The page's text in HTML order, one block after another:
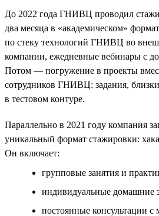
До 2022 года ГНИВЦ проводил
два месяца в «академическом»
по стеку технологий ГНИВЦ во
компании, ежедневные вебинары с
Потом — погружение в проекты
сотрудников ГНИВЦ: задания,
в тестовом контуре.
Параллельно в 2021 году компания
уникальный формат стажировки:
Он включает:
групповые занятия и
индивидуальные домашние
постоянные консультации с